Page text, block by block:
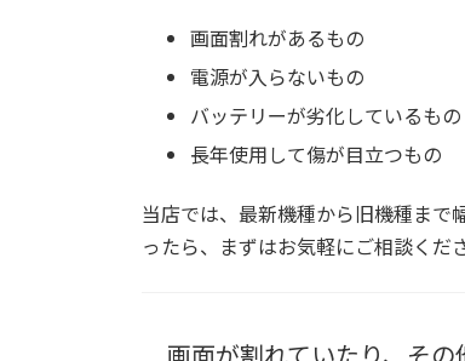
画面割れがあるもの
電源が入らないもの
バッテリーが劣化しているもの
長年使用して傷が目立つもの
当店では、最新機種から旧機種まで
ったら、まずはお気軽にご相談くだ